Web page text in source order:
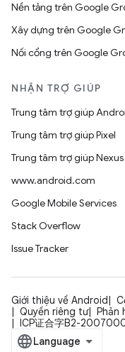
Nền tảng trên Google
Xây dựng trên Google
Nối cổng trên Google
NHẬN TRỢ GIÚP
Trung tâm trợ giúp
Trung tâm trợ giúp Pixel
Trung tâm trợ giúp Nexus
www.android.com
Google Mobile Services
Stack Overflow
Issue Tracker
Giới thiệu về Android
Quyền riêng tư
Phản
ICP证合字B2-